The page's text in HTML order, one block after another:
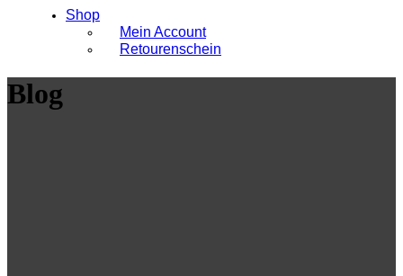
Shop
Mein Account
Retourenschein
Blog